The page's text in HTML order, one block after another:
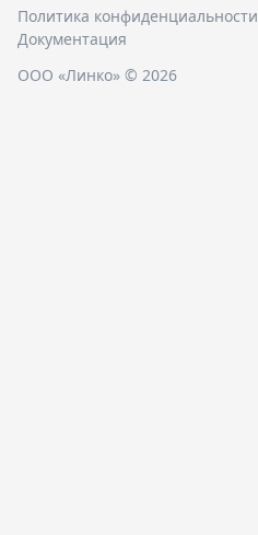
Политика конфиденциальности
Документация
ООО «Линко» © 2026